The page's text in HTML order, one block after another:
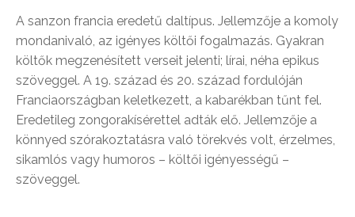
A sanzon francia eredetű daltípus. Jellemzője a komoly
mondanivaló, az igényes költői fogalmazás. Gyakran
költők megzenésített verseit jelenti; lírai, néha epikus
szöveggel. A 19. század és 20. század fordulóján
Franciaországban keletkezett, a kabarékban tűnt fel.
Eredetileg zongorakísérettel adták elő. Jellemzője a
könnyed szórakoztatásra való törekvés volt, érzelmes,
sikamlós vagy humoros – költői igényességű –
szöveggel.